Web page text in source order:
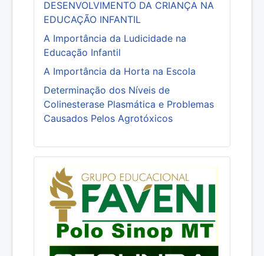
DESENVOLVIMENTO DA CRIANÇA NA
EDUCAÇÃO INFANTIL
A Importância da Ludicidade na
Educação Infantil
A Importância da Horta na Escola
Determinação dos Níveis de
Colinesterase Plasmática e Problemas
Causados Pelos Agrotóxicos